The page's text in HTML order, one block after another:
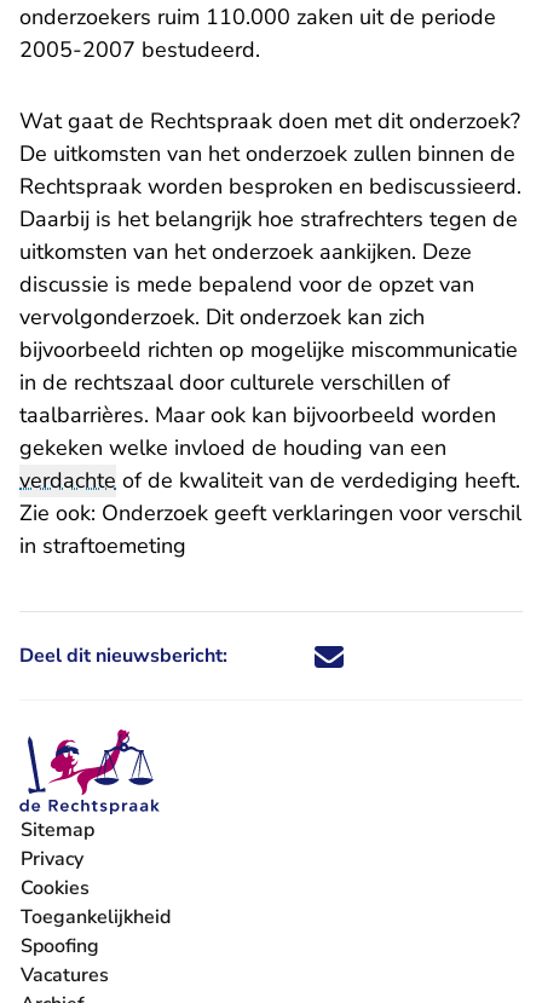
onderzoekers ruim 110.000 zaken uit de periode
2005-2007 bestudeerd.
Wat gaat de Rechtspraak doen met dit onderzoek?
De uitkomsten van het onderzoek zullen binnen de
Rechtspraak worden besproken en bediscussieerd.
Daarbij is het belangrijk hoe strafrechters tegen de
uitkomsten van het onderzoek aankijken. Deze
discussie is mede bepalend voor de opzet van
vervolgonderzoek. Dit onderzoek kan zich
bijvoorbeeld richten op mogelijke miscommunicatie
in de rechtszaal door culturele verschillen of
taalbarrières. Maar ook kan bijvoorbeeld worden
gekeken welke invloed de houding van een
verdachte of de kwaliteit van de verdediging heeft.
Zie ook: Onderzoek geeft verklaringen voor verschil
in straftoemeting
Deel dit nieuwsbericht: Deel dit nieuwsbericht via X -
Deel dit nieuwsbericht via
Deel dit nieuwsbericht
Deel dit
Sitemap
Privacy
Cookies
Toegankelijkheid
Spoofing
Vacatures
- U verlaat Rechtspraak.nl